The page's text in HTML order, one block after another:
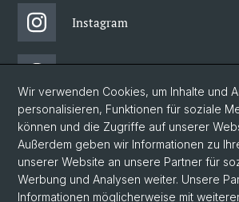
Instagram
Facebook
Newsletter
Wir verwenden Cookies, um Inhalte und
personalisieren, Funktionen für soziale
können und die Zugriffe auf unserer
Außerdem geben wir Informationen zu
unserer Website an unsere Partner für
Werbung und Analysen weiter. Unsere
Informationen möglicherweise mit